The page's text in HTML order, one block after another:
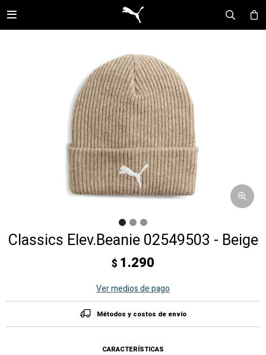

Classics Elev.Beanie 02549503 - Beige
$ 1.290
Ver medios de pago
Métodos y costos de envío
CARACTERÍSTICAS